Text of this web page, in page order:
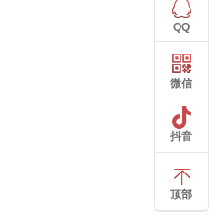
QQ
微信
抖音
顶部